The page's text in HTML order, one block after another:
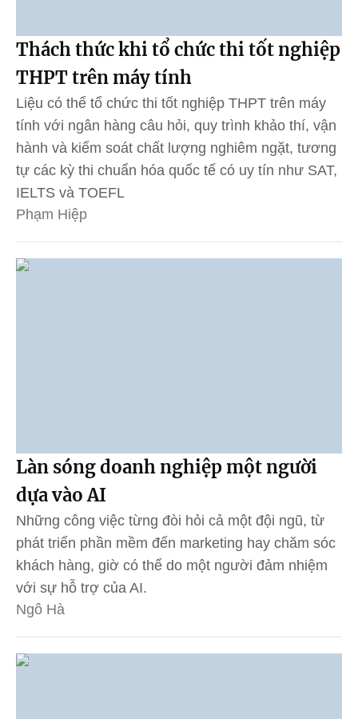
Thách thức khi tổ chức thi tốt nghiệp
THPT trên máy tính
Liệu có thể tổ chức thi tốt nghiệp THPT trên máy
tính với ngân hàng câu hỏi, quy trình khảo thí, vận
hành và kiểm soát chất lượng nghiêm ngặt, tương
tự các kỳ thi chuẩn hóa quốc tế có uy tín như SAT,
IELTS và TOEFL
Phạm Hiệp
Làn sóng doanh nghiệp một người
dựa vào AI
Những công việc từng đòi hỏi cả một đội ngũ, từ
phát triển phần mềm đến marketing hay chăm sóc
khách hàng, giờ có thể do một người đảm nhiệm
với sự hỗ trợ của AI.
Ngô Hà